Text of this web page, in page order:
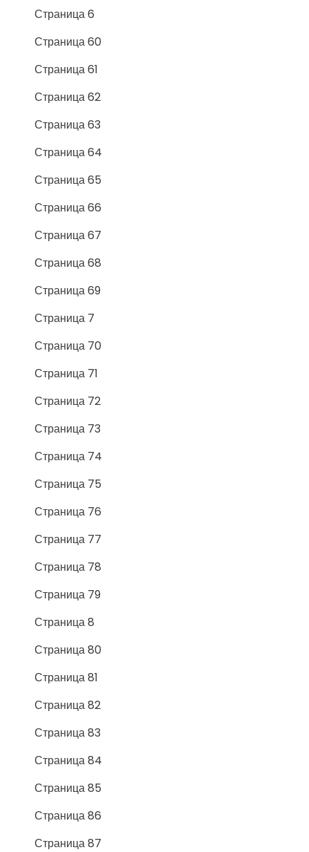
Страница 6
Страница 60
Страница 61
Страница 62
Страница 63
Страница 64
Страница 65
Страница 66
Страница 67
Страница 68
Страница 69
Страница 7
Страница 70
Страница 71
Страница 72
Страница 73
Страница 74
Страница 75
Страница 76
Страница 77
Страница 78
Страница 79
Страница 8
Страница 80
Страница 81
Страница 82
Страница 83
Страница 84
Страница 85
Страница 86
Страница 87